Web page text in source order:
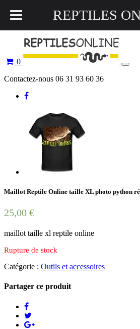
0
Toggle
Contactez-nous 06 31 93 60 36
Maillot Reptile Online taille XL photo python
25,00 €
maillot taille xl reptile online
Rupture de stock
Catégorie : Outils et accessoires
Partager ce produit
REPTILES